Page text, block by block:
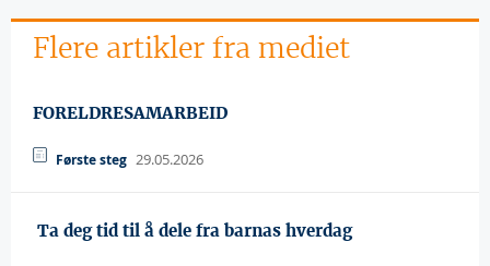
Flere artikler fra mediet
FORELDRESAMARBEID
Første steg 29.05.2026
 Ta deg tid til å dele fra barnas hverdag